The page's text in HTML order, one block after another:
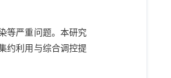
等严重问题。本研究
约利用与综合调控提